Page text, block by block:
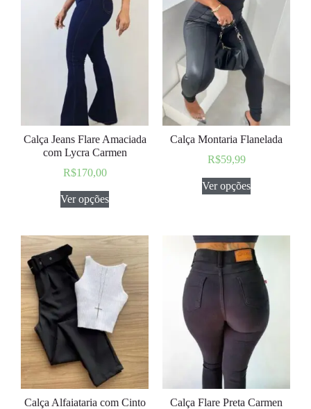
Calça Jeans Flare Amaciada
com Lycra Carmen
R$170,00
Ver opções
Calça Montaria Flanelada
R$59,99
Ver opções
Calça Alfaiataria com Cinto
Calça Flare Preta Carmen